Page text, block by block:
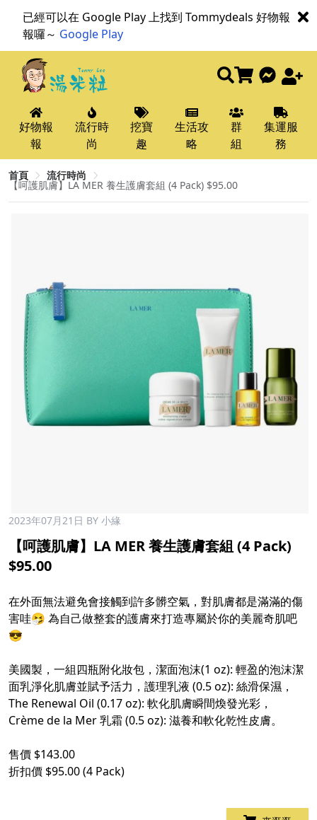
已經可以在 Google Play 上找到 Tommydeals 好物報
報囉～ Google Play
好物報
報
流行時
尚
挖寶
趣
生活攻
略
群
組
集運服
務
首頁 流行時尚
【呵護肌膚】LA MER 養生護膚套組 (4 Pack) $95.00
2023年07月21日 BY 小緣
【呵護肌膚】LA MER 養生護膚套組 (4 Pack)
$95.00
在外面無法避免會接觸到許多髒空氣，對肌膚都是滿滿的傷
害哇🤧 為自己做整套的護膚來打造專屬於你的美麗奇肌吧
😎
美國製，一組四瓶附化妝包，潔面泡沫(1 oz): 輕盈的泡沫潔
面乳淨化肌膚並賦予活力，護理乳液 (0.5 oz): 絲滑保濕，
The Renewal Oil (0.17 oz): 軟化肌膚瞬間煥發光彩，
Crème de la Mer 乳霜 (0.5 oz): 滋養和軟化乾性皮膚。
售價 $143.00
折扣價 $95.00 (4 Pack)